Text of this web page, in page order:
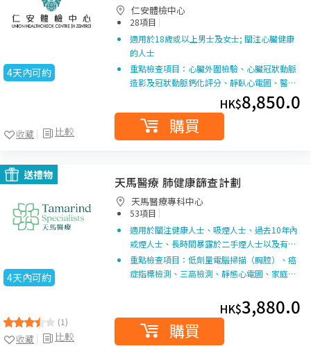
4天內可約
比較
收藏
仁安體檢中心
28項目 |
適用於18歲或以上男士及女士; 關注心臟健康
的人士
重點檢查項目：心臟外圍檢驗、心臟冠狀動脈
造影及冠狀動脈鈣化評分、靜臥心電圖、醫…
HK$8,850.0
購買
送禮物
4天內可約
(1)
比較
收藏
天馬醫療 肺健康篩查計劃
天馬醫療專科中心
53項目 |
適用於關注健康人士、吸煙人士、過去10年內
戒煙人士、長時間暴露於二手煙人士以及有…
重點檢查項目：低劑量電腦掃描（胸腔）、癌
症指標檢測、三高檢測、靜態心電圖、家庭…
HK$3,880.0
購買